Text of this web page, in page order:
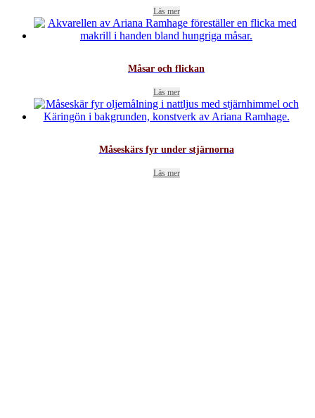
Läs mer
Måsar och flickan
Läs mer
Måseskärs fyr under stjärnorna
Läs mer